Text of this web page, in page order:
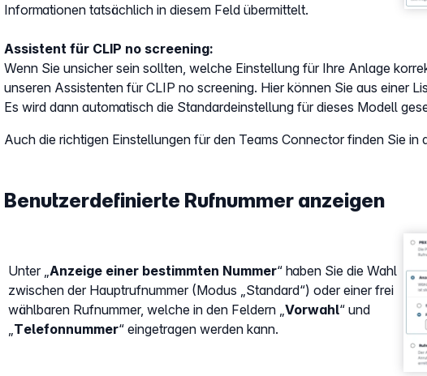
Informationen tatsächlich in diesem Feld übermittelt.
Assistent für CLIP no screening:
Wenn Sie unsicher sein sollten, welche Einstellung für Ihre Anlage
unseren Assistenten für CLIP no screening. Hier können Sie aus einer
Es wird dann automatisch die Standardeinstellung für dieses Modell
Auch die richtigen Einstellungen für den Teams Connector finden Sie in
Benutzerdefinierte Rufnummer anzeigen
Unter „ Anzeige einer bestimmten Nummer“ haben Sie die Wahl
zwischen der Hauptrufnummer (Modus „Standard“) oder einer frei
wählbaren Rufnummer, welche in den Feldern „ Vorwahl“ und
Telefonnummer“ eingetragen werden kann.